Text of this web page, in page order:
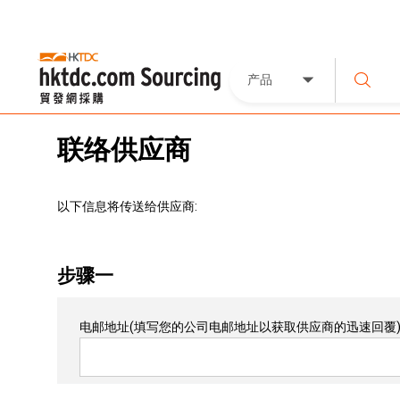
产品
联络供应商
以下信息将传送给供应商:
步骤一
电邮地址(填写您的公司电邮地址以获取供应商的迅速回覆)